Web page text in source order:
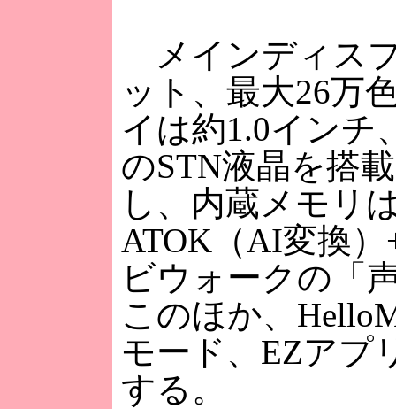
メインディス
ット、最大26万
イは約1.0インチ
のSTN液晶を搭
し、内蔵メモリ
ATOK（AI変換
ビウォークの「
このほか、
モード、EZアプ
する。